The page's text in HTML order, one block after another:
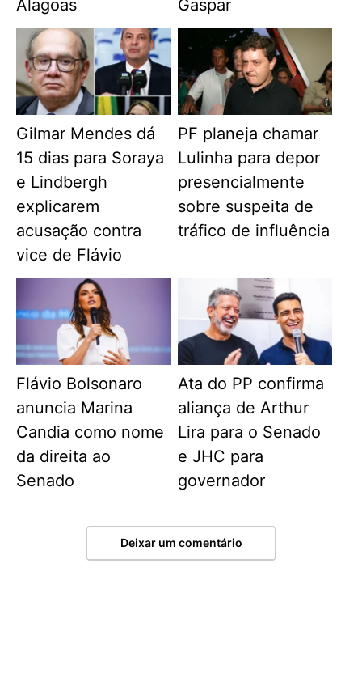
Alagoas
Gaspar
Gilmar Mendes dá
15 dias para Soraya
e Lindbergh
explicarem
acusação contra
vice de Flávio
PF planeja chamar
Lulinha para depor
presencialmente
sobre suspeita de
tráfico de influência
Flávio Bolsonaro
anuncia Marina
Candia como nome
da direita ao
Senado
Ata do PP confirma
aliança de Arthur
Lira para o Senado
e JHC para
governador
Deixar um comentário